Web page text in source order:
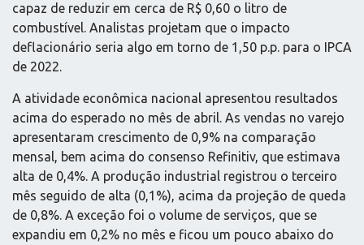
capaz de reduzir em cerca de R$ 0,60 o litro de
combustível. Analistas projetam que o impacto
deflacionário seria algo em torno de 1,50 p.p. para o IPCA
de 2022.
A atividade econômica nacional apresentou resultados
acima do esperado no mês de abril. As vendas no varejo
apresentaram crescimento de 0,9% na comparação
mensal, bem acima do consenso Refinitiv, que estimava
alta de 0,4%. A produção industrial registrou o terceiro
mês seguido de alta (0,1%), acima da projeção de queda
de 0,8%. A exceção foi o volume de serviços, que se
expandiu em 0,2% no mês e ficou um pouco abaixo do